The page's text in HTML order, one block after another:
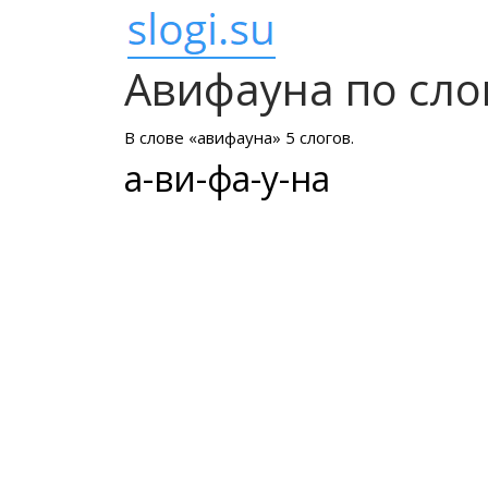
Авифауна по
В слове «авифауна» 5 слогов.
а-ви-фа-у-на